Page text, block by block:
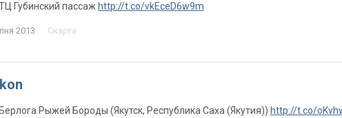
Губинский пассаж http://t.co/vkEceD6w9m
2013 Скарга
Рыжей Бороды (Якутск, Республика Саха (Якутия)) http://t.co/